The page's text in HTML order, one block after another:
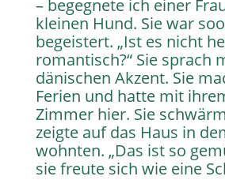
– begegnete ich einer
kleinen Hund. Sie war
begeistert. „Ist es nicht
romantisch?“ Sie sprach
dänischen Akzent. Sie
Ferien und hatte mit
Zimmer hier. Sie
zeigte auf das Haus in
wohnten. „Das ist so
sie freute sich wie eine